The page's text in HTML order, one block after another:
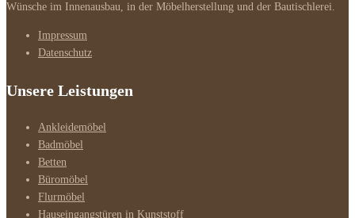
Wünsche im Innenausbau, in der Möbelherstellung und der Bautischlerei.
Impressum
Datenschutz
Unsere Leistungen
Ankleidemöbel
Badmöbel
Betten
Büromöbel
Flurmöbel
Hauseingangstüren in Kunststoff